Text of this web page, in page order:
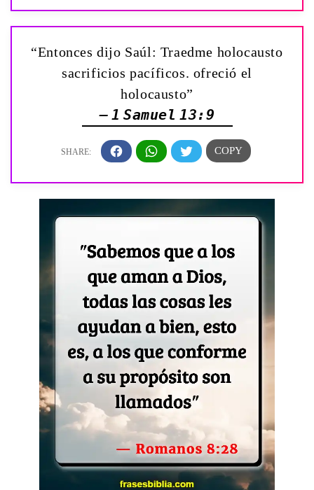
“Entonces dijo Saúl: Traedme holocausto
sacrificios pacíficos. ofreció el
holocausto”
— 1 Samuel 13:9